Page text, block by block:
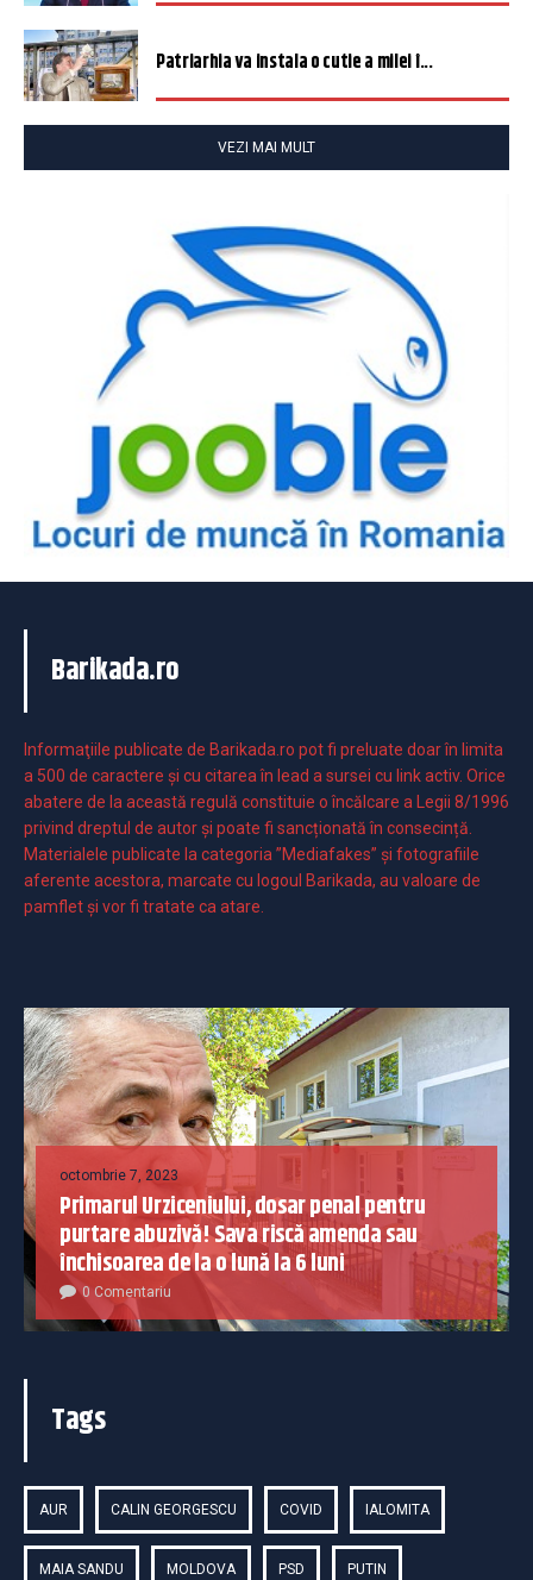
Patriarhia va instala o cutie a milei î...
VEZI MAI MULT
Barikada.ro
Informaţiile publicate de Barikada.ro pot fi preluate doar în limita
a 500 de caractere şi cu citarea în lead a sursei cu link activ. Orice
abatere de la această regulă constituie o încălcare a Legii 8/1996
privind dreptul de autor și poate fi sancționată în consecință.
Materialele publicate la categoria ”Mediafakes” și fotografiile
aferente acestora, marcate cu logoul Barikada, au valoare de
pamflet și vor fi tratate ca atare.
octombrie 7, 2023
Primarul Urziceniului, dosar penal pentru
purtare abuzivă! Sava riscă amenda sau
închisoarea de la o lună la 6 luni
0 Comentariu
Tags
AUR CALIN GEORGESCU COVID IALOMITA
MAIA SANDU MOLDOVA PSD PUTIN